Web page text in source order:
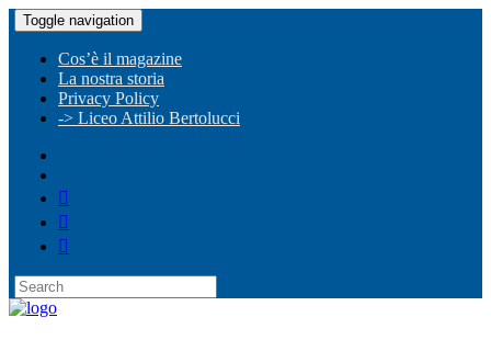
Toggle navigation
Cos’è il magazine
La nostra storia
Privacy Policy
-> Liceo Attilio Bertolucci